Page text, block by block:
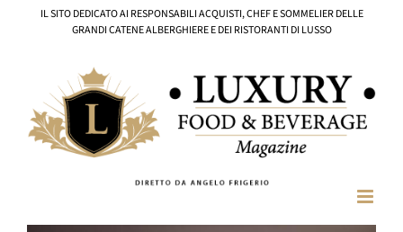
IL SITO DEDICATO AI RESPONSABILI ACQUISTI, CHEF E SOMMELIER DELLE
GRANDI CATENE ALBERGHIERE E DEI RISTORANTI DI LUSSO